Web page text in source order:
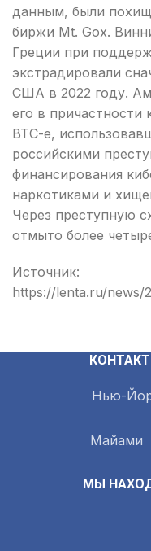
данным, были
биржи Mt. Gox.
Греции при
экстрадировали
США в 2022 году.
его в причастности
BTC-e,
российскими
финансирования
наркотиками и
Через преступную
отмыто более
Источник:
https://lenta.ru/news/
Нью-
Майами
МЫ